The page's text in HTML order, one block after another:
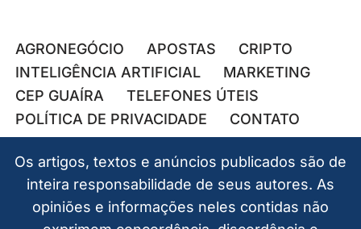
AGRONEGÓCIO APOSTAS
CRIPTO
INTELIGÊNCIA ARTIFICIAL
MARKETING
CEP GUAÍRA
TELEFONES ÚTEIS
POLÍTICA DE PRIVACIDADE
CONTATO
Os artigos, textos e anúncios publicados são de
inteira responsabilidade de seus autores. As
opiniões e informações neles contidas não